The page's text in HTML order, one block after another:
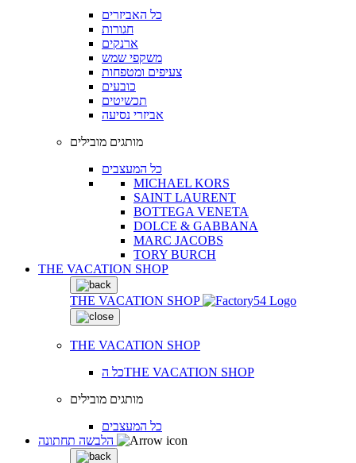
כל האביזרים
חגורות
ארנקים
משקפי שמש
צעיפים ומטפחות
כובעים
תכשיטים
אביזרי נסיעה
מותגים מובילים
כל המעצבים
MICHAEL KORS
SAINT LAURENT
BOTTEGA VENETA
DOLCE & GABBANA
MARC JACOBS
TORY BURCH
THE VACATION SHOP
THE VACATION SHOP
THE VACATION SHOP
כל הTHE VACATION SHOP
מותגים מובילים
כל המעצבים